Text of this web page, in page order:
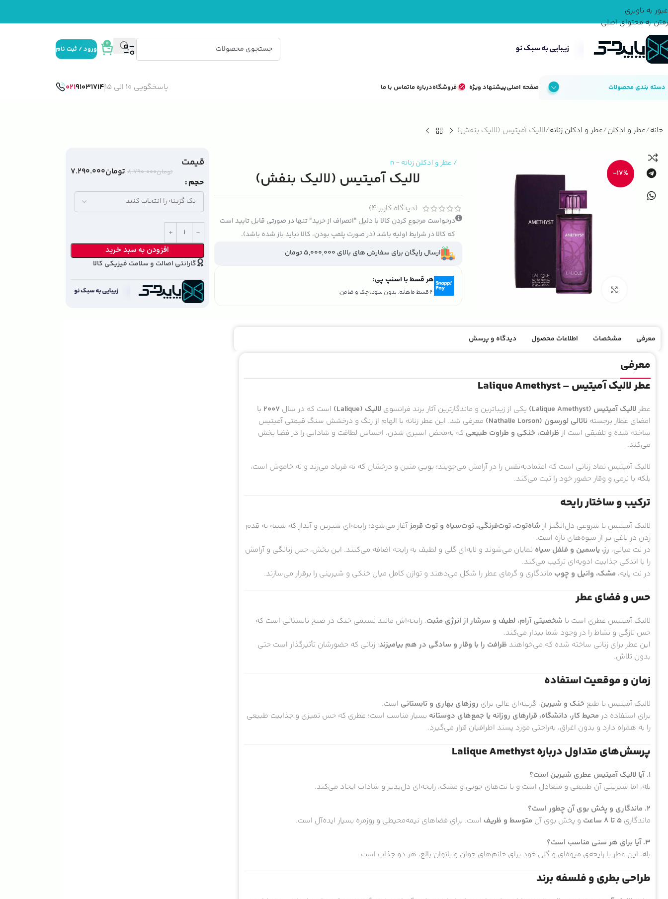
عبور به ناوبری
رفتن به محتوای اصلی
0
ورود / ثبت نام
دسته بندی محصولات صفحه اصلیپیشنهاد ویژه فروشگاهدرباره ماتماس با ما پاسخگویی 10 الی 15 02191031714
خانه عطر و ادکلن عطر و ادکلن زنانه لالیک آمیتیس (لالیک بنفش)
-17%
بزرگنمایی تصویر
/ عطر و ادکلن زنانه-
n
لالیک آمیتیس (لالیک بنفش)
(دیدگاه کاربر 4
)
درخواست مرجوع کردن کالا با دلیل "انصراف از خرید" تنها در صورتی قابل تایید است
که کالا در شرایط اولیه باشد (در صورت پلمپ بودن، کالا نباید باز شده باشد).
ارسال رایگان برای سفارش های بالای 5,000,000 تومان
هر قسط با اسنپ پی:
4 قسط ماهانه. بدون سود، چک و ضامن.
قیمت
تومان۸.۷۹۰.۰۰۰ تومان۷.۲۹۰.۰۰۰
حجم
افزودن به سبد خرید
گارانتی اصالت و سلامت فیزیکی کالا
معرفی مشخصات اطلاعات محصول دیدگاه و پرسش
معرفی
عطر لالیک آمیتیس – Lalique Amethyst
عطر لالیک آمیتیس (Lalique Amethyst) یکی از زیباترین و ماندگارترین آثار برند فرانسوی لالیک (Lalique) است که در سال ۲۰۰۷ با
امضای عطار برجسته ناتالی لورسون (Nathalie Lorson)
معرفی شد. این عطر زنانه با الهام از رنگ و درخشش سنگ قیمتی آمیتیس
ساخته شده و تلفیقی است از ظرافت، خنکی و طراوت طبیعی که به‌محض اسپری شدن، احساس لطافت و شادابی را در فضا پخش
می‌کند.
لالیک آمیتیس نماد زنانی است که اعتمادبه‌نفس را در آرامش می‌جویند؛ بویی متین و درخشان که نه فریاد می‌زند و نه خاموش است،
بلکه با نرمی و وقار حضور خود را ثبت می‌کند.
ترکیب و ساختار رایحه
لالیک آمیتیس با شروعی دل‌انگیز از شاه‌توت، توت‌فرنگی، توت‌سیاه و توت قرمزآغاز می‌شود؛ رایحه‌ای شیرین و آبدار که شبیه به قدم
زدن در باغی پر از میوه‌های تازه است.
در نت میانی، رز، یاسمین و فلفل سیاه نمایان می‌شوند و لایه‌ای گلی و لطیف به رایحه اضافه می‌کنند. این بخش، حس زنانگی و آرامش
را با اندکی جذابیت ادویه‌ای ترکیب می‌کند.
در نت پایه، مشک، وانیل و چوب ماندگاری و گرمای عطر را شکل می‌دهند و توازن کامل میان خنکی و شیرینی را برقرار می‌سازند.
حس و فضای عطر
لالیک آمیتیس عطری است با شخصیتی آرام، لطیف و سرشار از انرژی مثبت. رایحه‌اش مانند نسیمی خنک در صبح تابستانی است که
حس تازگی و نشاط را در وجود شما بیدار می‌کند.
این عطر برای زنانی ساخته شده که می‌خواهند ظرافت را با وقار و سادگی در هم بیامیزند؛ زنانی که حضورشان تأثیرگذار است حتی
بدون تلاش.
زمان و موقعیت استفاده
لالیک آمیتیس با طبع خنک و شیرین، گزینه‌ای عالی برای روزهای بهاری و تابستانی است.
برای استفاده در محیط کار، دانشگاه، قرارهای روزانه یا جمع‌های دوستانه بسیار مناسب است؛ عطری که حس تمیزی و جذابیت طبیعی
را به همراه دارد و بدون اغراق، به‌راحتی مورد پسند اطرافیان قرار می‌گیرد.
پرسش‌های متداول درباره Lalique Amethyst
۱. آیا لالیک آمیتیس عطری شیرین است؟
بله، اما شیرینی آن طبیعی و متعادل است و با نت‌های چوبی و مشک، رایحه‌ای دل‌پذیر و شاداب ایجاد می‌کند.
۲. ماندگاری و پخش بوی آن چطور است؟
ماندگاری ۵ تا ۸ ساعت و پخش بوی آن متوسط و ظریف است. برای فضاهای نیمه‌محیطی و روزمره بسیار ایده‌آل است.
۳. آیا برای هر سنی مناسب است؟
بله، این عطر با رایحه‌ی میوه‌ای و گلی خود برای خانم‌های جوان و بانوان بالغ، هر دو جذاب است.
طراحی بطری و فلسفه برند